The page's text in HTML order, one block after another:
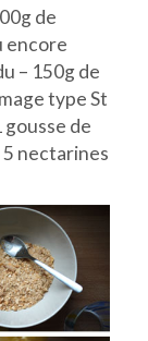
de
encore
– 150g de
type St
de
5 nectarines